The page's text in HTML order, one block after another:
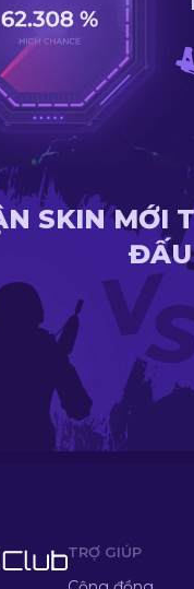
SKIN MỚI
ĐẤU
TRỢ GIÚP